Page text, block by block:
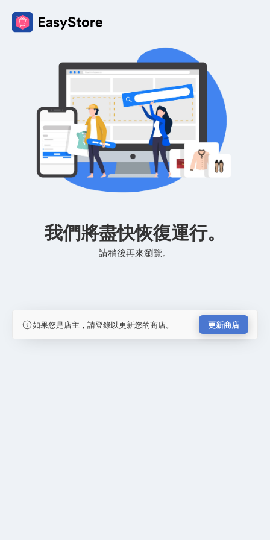
我們將盡快恢復運行。
請稍後再來瀏覽。
如果您是店主，請登錄以更新您的商店。 更新商店